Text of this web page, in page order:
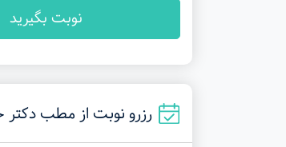
نوبت بگیرید
رزرو نوبت از مطب دکتر